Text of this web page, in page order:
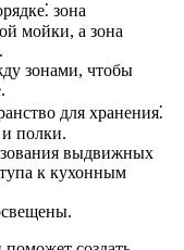
зона
мойки, а зона
зонами, чтобы
для хранения⁚
полки.
выдвижных
к кухонным